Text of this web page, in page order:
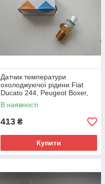
Датчик температури
охолоджуючої рідини Fiat
Ducato 244, Peugeot Boxer,
Citroen Jumper (02-06)
2.3/2.8, 1338F7, VERNET,
В наявності
413 ₴
Купити